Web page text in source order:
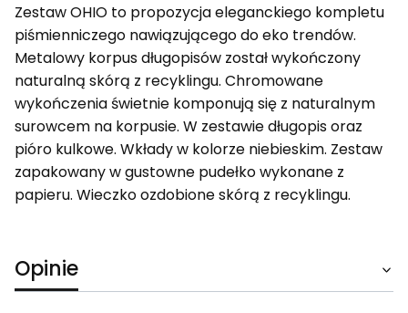
Zestaw OHIO to propozycja eleganckiego kompletu
piśmienniczego nawiązującego do eko trendów.
Metalowy korpus długopisów został wykończony
naturalną skórą z recyklingu. Chromowane
wykończenia świetnie komponują się z naturalnym
surowcem na korpusie. W zestawie długopis oraz
pióro kulkowe. Wkłady w kolorze niebieskim. Zestaw
zapakowany w gustowne pudełko wykonane z
papieru. Wieczko ozdobione skórą z recyklingu.
Opinie